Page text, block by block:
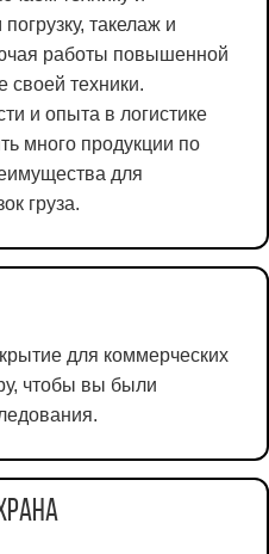
такелаж и
работы повышенной
своей техники.
и опыта в логистике
много продукции по
для
груза.
для коммерческих
чтобы вы были